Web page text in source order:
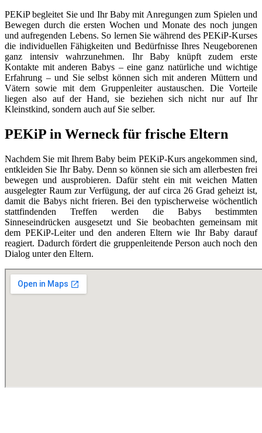
PEKiP begleitet Sie und Ihr Baby mit Anregungen zum Spielen und
Bewegen durch die ersten Wochen und Monate des noch jungen
und aufregenden Lebens. So lernen Sie während des PEKiP-Kurses
die individuellen Fähigkeiten und Bedürfnisse Ihres Neugeborenen
ganz intensiv wahrzunehmen. Ihr Baby knüpft zudem erste
Kontakte mit anderen Babys – eine ganz natürliche und wichtige
Erfahrung – und Sie selbst können sich mit anderen Müttern und
Vätern sowie mit dem Gruppenleiter austauschen. Die Vorteile
liegen also auf der Hand, sie beziehen sich nicht nur auf Ihr
Kleinstkind, sondern auch auf Sie selber.
PEKiP in Werneck für frische Eltern
Nachdem Sie mit Ihrem Baby beim PEKiP-Kurs angekommen sind,
entkleiden Sie Ihr Baby. Denn so können sie sich am allerbesten frei
bewegen und ausprobieren. Dafür steht ein mit weichen Matten
ausgelegter Raum zur Verfügung, der auf circa 26 Grad geheizt ist,
damit die Babys nicht frieren. Bei den typischerweise wöchentlich
stattfindenden Treffen werden die Babys bestimmten
Sinneseindrücken ausgesetzt und Sie beobachten gemeinsam mit
dem PEKiP-Leiter und den anderen Eltern wie Ihr Baby darauf
reagiert. Dadurch fördert die gruppenleitende Person auch noch den
Dialog unter den Eltern.